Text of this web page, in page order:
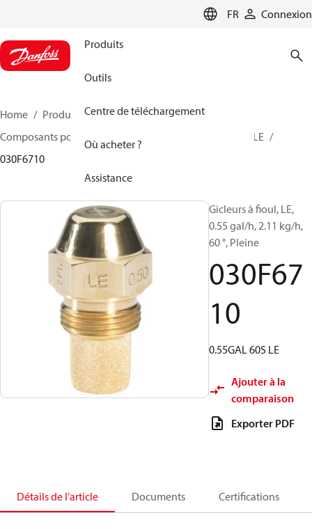
FR Connexion
Produits
Outils
Centre de téléchargement
Où acheter ?
Assistance
Home Produits
Climate Solutions - chauffage
Composants pour brûleur
LE
030F6710
Gicleurs à fioul, LE,
0.55 gal/h, 2.11 kg/h,
60 °, Pleine
030F67
10
0.55GAL 60S LE
Ajouter à la
comparaison
Exporter PDF
Détails de l’article Documents Certifications